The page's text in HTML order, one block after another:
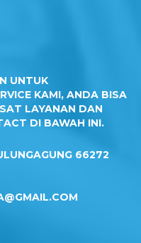
UNTUK
KAMI, ANDA BISA
LAYANAN DAN
66272